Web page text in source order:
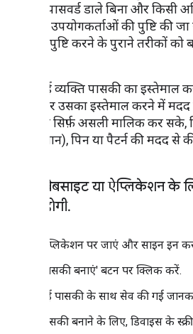
नाम या पासवर्ड डाले बिना और किसी
के बिना, उपयोगकर्ताओं की पुष्टि की
मकसद, पुष्टि करने के पुराने तरीकों को
जब कोई व्यक्ति पासकी का इस्तेमाल
चुनने और उसका इस्तेमाल करने में मदद
इस्तेमाल सिर्फ़ असली मालिक कर सके,
की पहचान), पिन या पैटर्न की मदद से
किसी वेबसाइट या ऐप्लिकेशन के
करनी होगी.
ऐप्लिकेशन पर जाएं और साइन इन
'पासकी बनाएं' बटन पर क्लिक करें.
नई पासकी के साथ सेव की गई
पासकी बनाने के लिए, डिवाइस के